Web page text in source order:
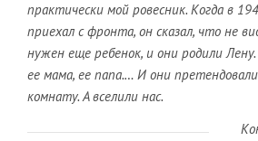
практически мой ровесник. Когда в
приехал с фронта, он сказал, что не
нужен еще ребенок, и они родили
ее мама, ее папа.… И они
комнату. А вселили нас.